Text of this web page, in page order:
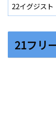
22イグジスト
21フリ